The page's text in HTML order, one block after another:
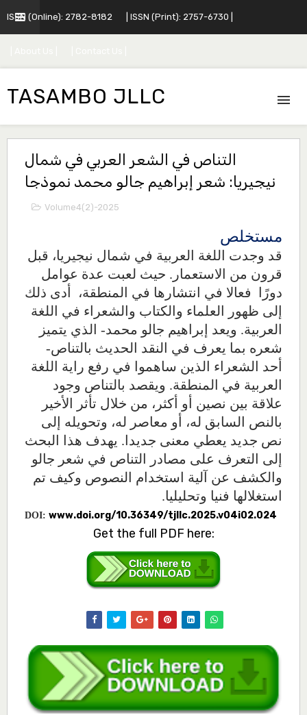
ISSN (Online): 2782-8182 | ISSN (Print): 2757-6730 |
TASAMBO JLLC
التناص في الشعر العربي في شمال
نيجيريا: شعر إبراهيم جالو محمد نموذجا
Volume4(2)-2025
مستخلص
قد وجدت اللغة العربية في شمال نيجيريا، قبل
قرون من الاستعمار. حيث لعبت عدة عوامل
دورًا فعالا في انتشارها في المنطقة، أدى ذلك
إلى ظهور العلماء والكتاب والشعراء في اللغة
العربية. ويعد إبراهيم جالو محمد- الذي يتميز
شعره بما يعرف في النقد الحديث بالتناص-
أحد الشعراء الذين ساهموا في رفع راية اللغة
العربية في المنطقة. ويقصد بالتناص وجود
علاقة بين نصين أو أكثر، من خلال تأثر الأخير
بالنص السابق له،
أو معاصر له، وتحويله إلى
نص جديد يعطي معنى جديدا. يهدف هذا البحث
إلى التعرف على مصادر التناص في شعر جالو
والكشف عن آلية استخدام النصوص وكيف تم
استغلالها فنيا وتحليليا.
DOI: www.doi.org/10.36349/tjllc.2025.v04i02.024
Get the full PDF here: